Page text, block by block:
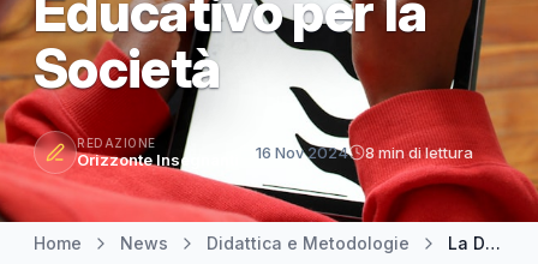
Società
REDAZIONE
Orizzonte Insegnanti 16 Nov 2024 8 min di lettura
Home News Didattica e Metodologie La Digital Literacy: Un Nuovo Paradigma Educativo per la Società